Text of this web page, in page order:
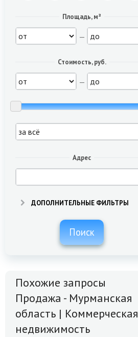
Площадь, м²
—
Стоимость, руб.
—
Адрес
ДОПОЛНИТЕЛЬНЫЕ ФИЛЬТРЫ
Поиск
Похожие запросы
Продажа - Мурманская
область | Коммерческая
недвижимость